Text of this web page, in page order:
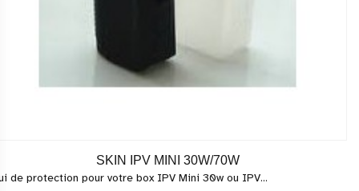
SKIN IPV MINI 30W/70W
de protection pour votre box IPV Mini 30w ou IPV...